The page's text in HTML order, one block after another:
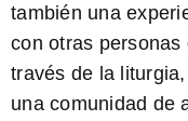
también una
con otras personas
través de la
una comunidad de